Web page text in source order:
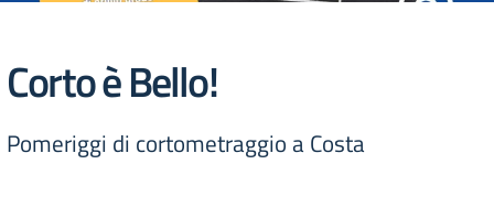
Corto è Bello!
Pomeriggi di cortometraggio a Costa